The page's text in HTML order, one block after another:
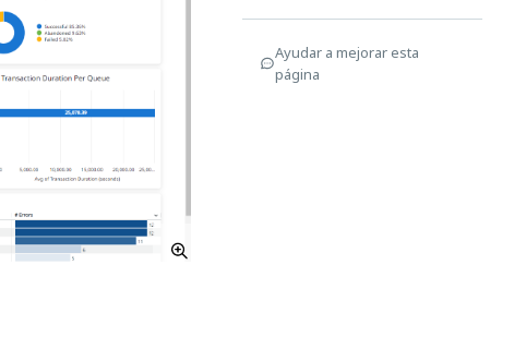
Ayudar a mejorar esta
página